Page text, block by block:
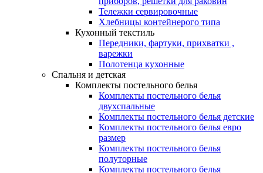
Тележки сервировочные
Хлебницы контейнерого типа
Кухонный текстиль
Передники, фартуки, прихватки ,
варежки
Полотенца кухонные
Спальня и детская
Комплекты постельного белья
Комплекты постельного белья
двухспальные
Комплекты постельного белья детские
Комплекты постельного белья евро
размер
Комплекты постельного белья
полуторные
Комплекты постельного белья